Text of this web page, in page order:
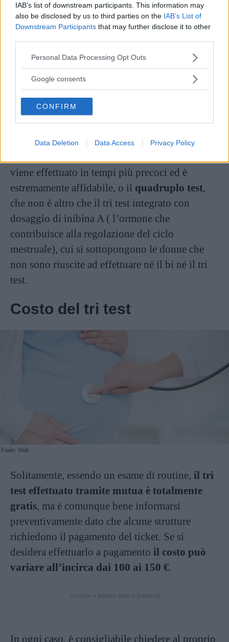
IAB’s list of downstream participants. This information may
also be disclosed by us to third parties on the IAB’s List of
Downstream Participants that may further disclose it to other
Please note that this website/app uses one or more Google
not limited to your visit or usage behaviour. You may click to
use your data for below specified purposes in below Google
consent section.
Personal Data Processing Opt Outs
Google consents
CONFIRM
Data Deletion Data Access Privacy Policy
Qualora tutti i valori portino a pensare
Down, si suggerisce invece di sottoporsi ad una
amniocentesiche, pure se comporta una
leggerissima probabilità di aborto (pari allo
0,5%) permette però di avere un quadro
completo dell’assetto cromosomico del feto.
Alternativi al tri test sono ilduo-test (o bi-test)
viene effettuato in tempi più precoci ed è
estremamente affidabile, o il quadruplo test,
che non è altro che il tri test integrato con
dosaggio di inibina A ( l’ormone che
contribuisce alla regolazione del ciclo
mestruale), cui si sottopongono le donne che
non sono riuscite ad effettuare né il bi né il tri
test.
Costo del tri test
Fonte: Web
Solitamente, essendo un esame di routine, il tri
test effettuato tramite mutua è totalmente
gratis, ma è comunque bene informarsi
preventivamente dato che alcune strutture
richiedono il pagamento del ticket. Se si
desidera effettuarlo a pagamento il costo può
variare all’incirca dai 100 ai 150 €.
In ogni caso, è consigliabile chiedere al proprio